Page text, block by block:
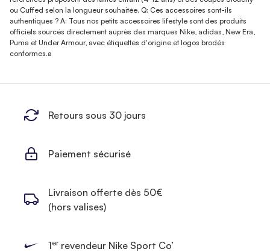
ou Cuffed selon la longueur souhaitée. Q: Ces accessoires sont-ils
authentiques ? A: Tous nos petits accessoires lifestyle sont des produits
officiels sourcés directement auprès des marques Nike, adidas, New Era,
Puma et Under Armour, avec étiquettes d'origine et logos brodés
conformes.a
Retours sous 30 jours
Paiement sécurisé
Livraison offerte dès 50€
(hors valises)
1errevendeur Nike Sport Co’